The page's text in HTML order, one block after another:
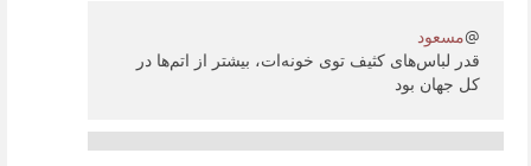
@مسعود
قدر لباس‌های کثیف توی خونەات، بیشتر از اتم‌ها در
کل جهان بود